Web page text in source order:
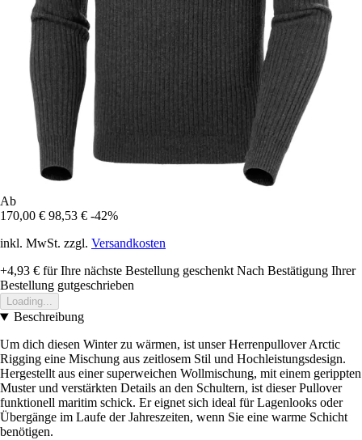
Ab
170,00 € 98,53 € -42%
inkl. MwSt. zzgl. Versandkosten
+4,93 € für Ihre nächste Bestellung geschenkt Nach Bestätigung Ihrer
Bestellung gutgeschrieben
Loading...
Beschreibung
Um dich diesen Winter zu wärmen, ist unser Herrenpullover Arctic
Rigging eine Mischung aus zeitlosem Stil und Hochleistungsdesign.
Hergestellt aus einer superweichen Wollmischung, mit einem gerippten
Muster und verstärkten Details an den Schultern, ist dieser Pullover
funktionell maritim schick. Er eignet sich ideal für Lagenlooks oder
Übergänge im Laufe der Jahreszeiten, wenn Sie eine warme Schicht
benötigen.